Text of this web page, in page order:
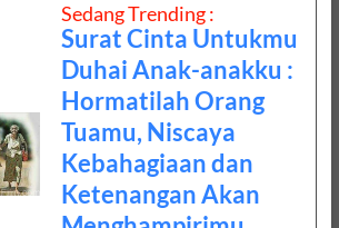
Sedang Trending :
Surat Cinta Untukmu
Duhai Anak-anakku :
Hormatilah Orang
Tuamu, Niscaya
Kebahagiaan dan
Ketenangan Akan